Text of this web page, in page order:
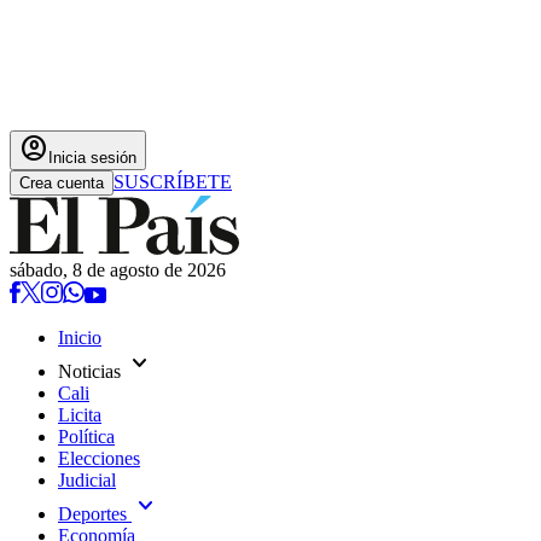
account_circle Inicia sesión
Crea cuenta SUSCRÍBETE
sábado, 8 de agosto de 2026
Inicio
Noticias expand_more
Cali
Licita
Política
Elecciones
Judicial
Deportes expand_more
Economía